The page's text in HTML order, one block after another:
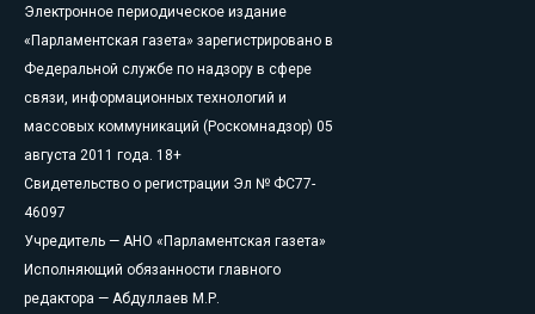
Электронное периодическое издание
«Парламентская газета» зарегистрировано в
Федеральной службе по надзору в сфере
связи, информационных технологий и
массовых коммуникаций (Роскомнадзор) 05
августа 2011 года. 18+
Свидетельство о регистрации Эл № ФС77-
46097
Учредитель — АНО «Парламентская газета»
Исполняющий обязанности главного
редактора — Абдуллаев М.Р.